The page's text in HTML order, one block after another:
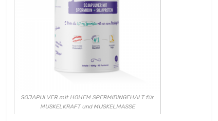
SOJAPULVER mit HOHEM SPERMIDINGEHALT für
MUSKELKRAFT und MUSKELMASSE